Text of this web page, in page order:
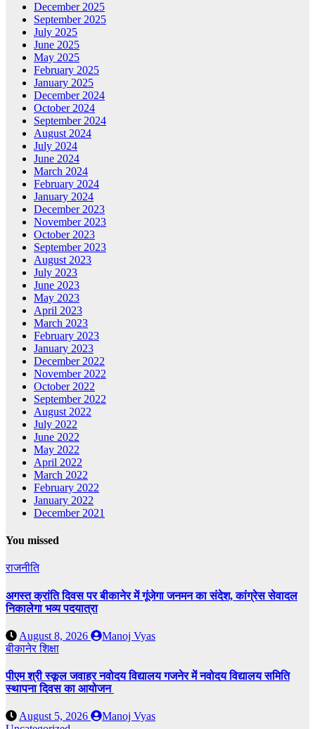
December 2025
September 2025
July 2025
June 2025
May 2025
February 2025
January 2025
December 2024
October 2024
September 2024
August 2024
July 2024
June 2024
March 2024
February 2024
January 2024
December 2023
November 2023
October 2023
September 2023
August 2023
July 2023
June 2023
May 2023
April 2023
March 2023
February 2023
January 2023
December 2022
November 2022
October 2022
September 2022
August 2022
July 2022
June 2022
May 2022
April 2022
March 2022
February 2022
January 2022
December 2021
You missed
राजनीति
अगस्त क्रांति दिवस पर बीकानेर में गूंजेगा जनमन का संदेश, कांग्रेस सेवादल
निकालेगा भव्य पदयात्रा
August 8, 2026
Manoj Vyas
बीकानेरशिक्षा
पीएम श्री स्कूल जवाहर नवोदय विद्यालय गजनेर में नवोदय विद्यालय समिति
स्थापना दिवस का आयोजन
August 5, 2026
Manoj Vyas